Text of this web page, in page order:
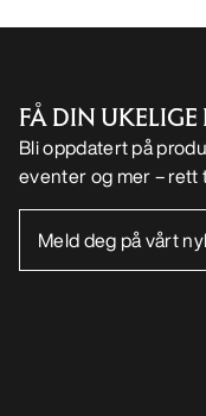
FÅ DIN
Bli oppdatert på
eventer og mer – rett